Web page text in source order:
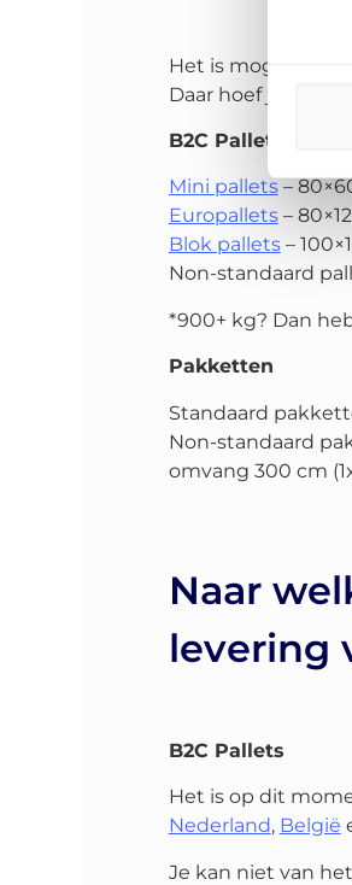
Het is mogelijk
Daar hoef je dus
B2C Pallets
Mini pallets–
Europallets–
Blok pallets–
Non-standaard
*900+ kg? Dan
Pakketten
Standaard
Non-standaard
omvang 300 cm
Naar
levering
B2C Pallets
Het is op dit
Nederland, België
Je kan niet van